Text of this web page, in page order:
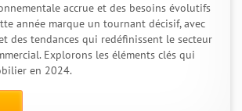
accrue et des besoins évolutifs
année marque un tournant décisif, avec
des tendances qui redéfinissent le secteur
Explorons les éléments clés qui
en 2024.